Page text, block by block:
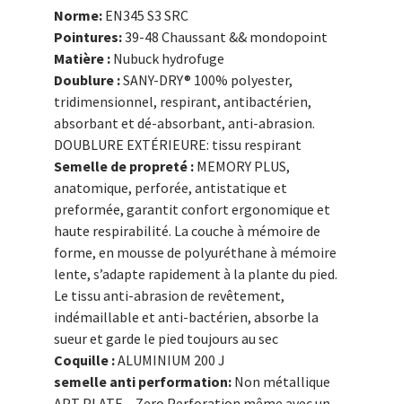
Norme: EN345 S3 SRC
Pointures:39-48 Chaussant && mondopoint
Matière : Nubuck hydrofuge
Doublure :SANY-DRY® 100% polyester,
tridimensionnel, respirant, antibactérien,
absorbant et dé-absorbant, anti-abrasion.
DOUBLURE EXTÉRIEURE: tissu respirant
Semelle de propreté : MEMORY PLUS,
anatomique, perforée, antistatique et
preformée, garantit confort ergonomique et
haute respirabilité. La couche à mémoire de
forme, en mousse de polyuréthane à mémoire
lente, s’adapte rapidement à la plante du pied.
Le tissu anti-abrasion de revêtement,
indémaillable et anti-bactérien, absorbe la
sueur et garde le pied toujours au sec
Coquille :ALUMINIUM 200 J
semelle anti performation: Non métallique